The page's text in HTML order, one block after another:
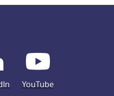
YouTube